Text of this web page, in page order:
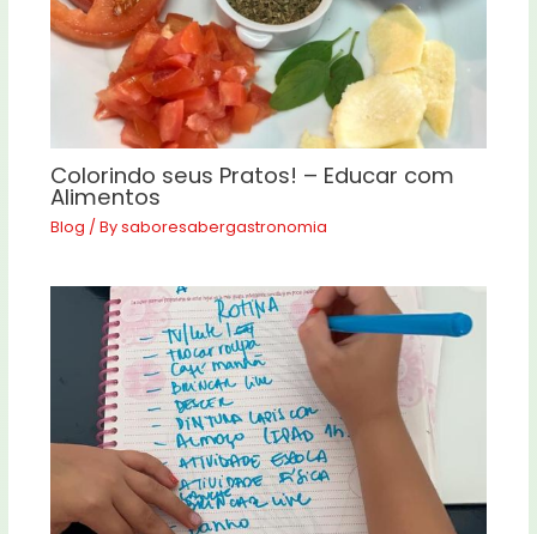
Colorindo seus Pratos! – Educar com
Alimentos
Blog / Bysaboresabergastronomia